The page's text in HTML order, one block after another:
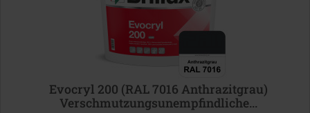
Evocryl 200 (RAL 7016 Anthrazitgrau)
Verschmutzungsunempfindliche...